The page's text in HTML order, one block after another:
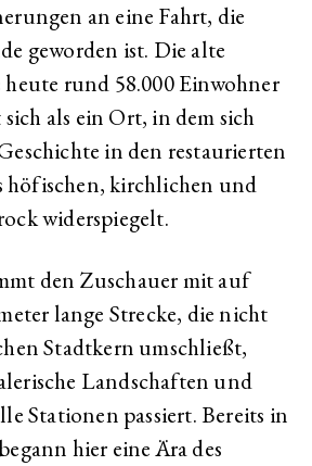
an eine Fahrt, die
geworden ist. Die alte
rund 58.000 Einwohner
als ein Ort, in dem sich
in den restaurierten
höfischen, kirchlichen und
widerspiegelt.
den Zuschauer mit auf
lange Strecke, die nicht
Stadtkern umschließt,
Landschaften und
Stationen passiert. Bereits in
hier eine Ära des